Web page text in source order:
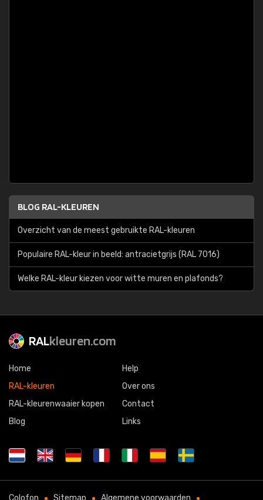
BLOG RAL-KLEUREN
Overzicht van de meest gebruikte RAL-kleuren
Populaire RAL-kleur in beeld: antracietgrijs (RAL 7016)
Welke RAL-kleur kiezen voor witte muren en plafonds?
RALkleuren.com
Home
RAL-kleuren
RAL-kleurenwaaier kopen
Blog
Help
Over ons
Contact
Links
Colofon Sitemap Algemene voorwaarden